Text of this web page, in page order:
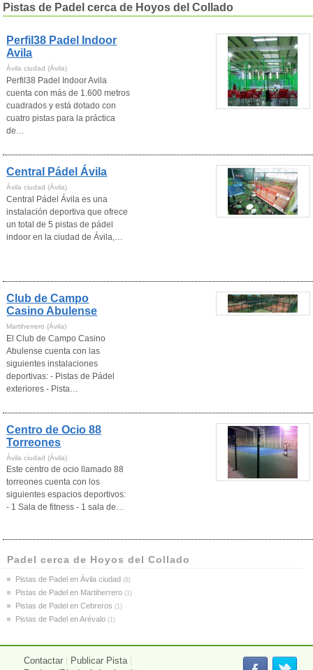
Pistas de Padel cerca de Hoyos del Collado
Perfil38 Padel Indoor
Avila
Ávila ciudad (Ávila)
Perfil38 Padel Indoor Avila
cuenta con más de 1.600 metros
cuadrados y está dotado con
cuatro pistas para la práctica
de…
Central Pádel Ávila
Ávila ciudad (Ávila)
Central Pádel Ávila es una
instalación deportiva que ofrece
un total de 5 pistas de pádel
indoor en la ciudad de Ávila,…
Club de Campo
Casino Abulense
Martiherrero (Ávila)
El Club de Campo Casino
Abulense cuenta con las
siguientes instalaciones
deportivas: - Pistas de Pádel
exteriores - Pista…
Centro de Ocio 88
Torreones
Ávila ciudad (Ávila)
Este centro de ocio llamado 88
torreones cuenta con los
siguientes espacios deportivos:
- 1 Sala de fitness - 1 sala de…
Padel cerca de Hoyos del Collado
Pistas de Padel en Ávila ciudad (8)
Pistas de Padel en Martiherrero (1)
Pistas de Padel en Cebreros (1)
Pistas de Padel en Arévalo (1)
Contactar | Publicar Pista |